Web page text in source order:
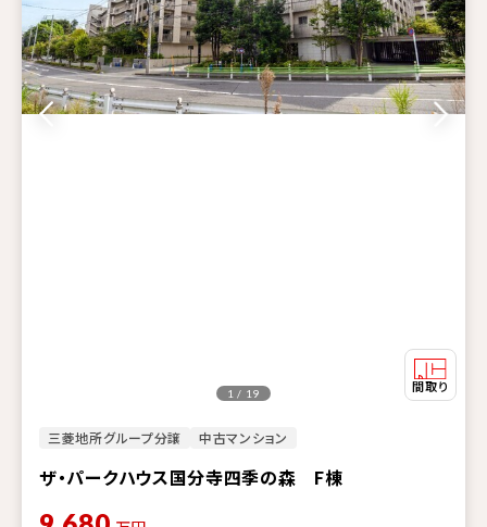
三菱地所グループ分譲 中古マンション
ザ・パークハウス国分寺四季の森 F棟
1 / 19